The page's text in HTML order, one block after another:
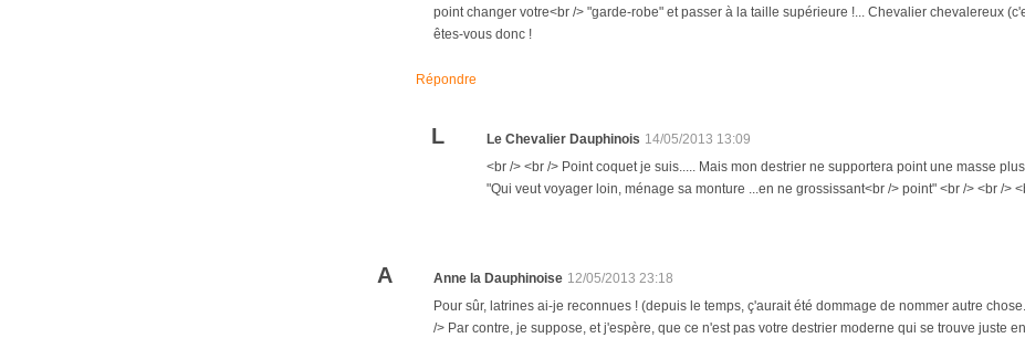
point changer votre<br /> "garde-robe" et passer à la taille supérieure !... Chevalier chevalereux
êtes-vous donc !
Répondre
L Le Chevalier Dauphinois 14/05/2013 13:09
<br /> <br /> Point coquet je suis..... Mais mon destrier ne supportera point une masse
"Qui veut voyager loin, ménage sa monture ...en ne grossissant<br /> point" <br /> <br />
A Anne la Dauphinoise 12/05/2013 23:18
Pour sûr, latrines ai-je reconnues ! (depuis le temps, ç'aurait été dommage de nommer autre
/> Par contre, je suppose, et j'espère, que ce n'est pas votre destrier moderne qui se trouve juste